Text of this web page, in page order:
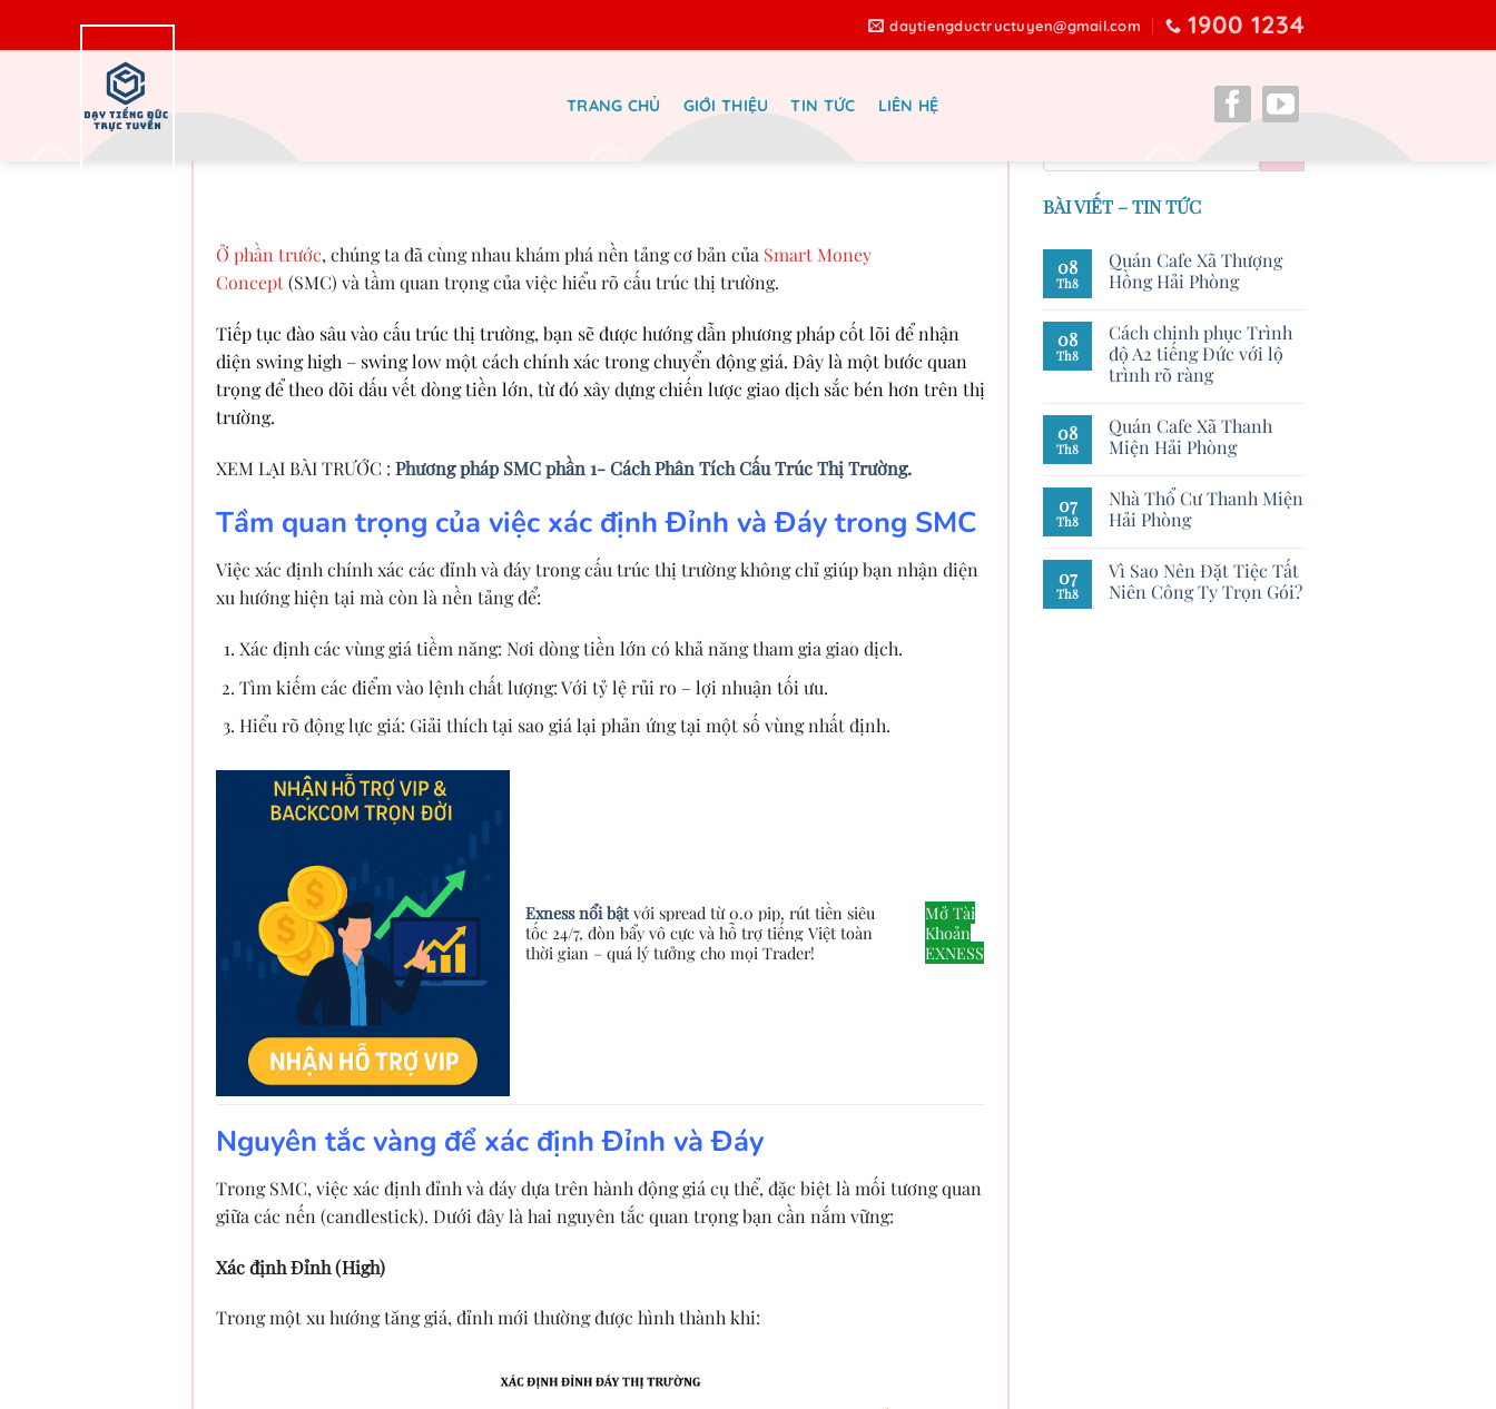
daytiengductructuyen@gmail.com 1900 1234
TRANG CHỦ GIỚI THIỆU TIN TỨC LIÊN HỆ
Ở phần trước, chúng ta đã cùng nhau khám phá nền tảng cơ bản của Smart Money
Concept(SMC) và tầm quan trọng của việc hiểu rõ cấu trúc thị trường.
Tiếp tục đào sâu vào cấu trúc thị trường, bạn sẽ được hướng dẫn phương pháp cốt lõi để nhận
diện swing high – swing low một cách chính xác trong chuyển động giá. Đây là một bước quan
trọng để theo dõi dấu vết dòng tiền lớn, từ đó xây dựng chiến lược giao dịch sắc bén hơn trên thị
trường.
XEM LẠI BÀI TRƯỚC : Phương pháp SMC phần 1- Cách Phân Tích Cấu Trúc Thị Trường.
Tầm quan trọng của việc xác định Đỉnh và Đáy trong SMC
Việc xác định chính xác các đỉnh và đáy trong cấu trúc thị trường không chỉ giúp bạn nhận diện
xu hướng hiện tại mà còn là nền tảng để:
Xác định các vùng giá tiềm năng: Nơi dòng tiền lớn có khả năng tham gia giao dịch.
Tìm kiếm các điểm vào lệnh chất lượng: Với tỷ lệ rủi ro – lợi nhuận tối ưu.
Hiểu rõ động lực giá: Giải thích tại sao giá lại phản ứng tại một số vùng nhất định.
Exness nổi bật với spread từ 0.0 pip, rút tiền siêu
tốc 24/7, đòn bẩy vô cực và hỗ trợ tiếng Việt toàn
thời gian – quá lý tưởng cho mọi Trader!
Mở Tài
Khoản
EXNESS
Nguyên tắc vàng để xác định Đỉnh và Đáy
Trong SMC, việc xác định đỉnh và đáy dựa trên hành động giá cụ thể, đặc biệt là mối tương quan
giữa các nến (candlestick). Dưới đây là hai nguyên tắc quan trọng bạn cần nắm vững:
Xác định Đỉnh (High)
Trong một xu hướng tăng giá, đỉnh mới thường được hình thành khi:
BÀI VIẾT – TIN TỨC
08
Th8
Quán Cafe Xã Thượng
Hồng Hải Phòng
08
Th8
Cách chinh phục Trình
độ A2 tiếng Đức với lộ
trình rõ ràng
08
Th8
Quán Cafe Xã Thanh
Miện Hải Phòng
07
Th8
Nhà Thổ Cư Thanh Miện
Hải Phòng
07
Th8
Vì Sao Nên Đặt Tiệc Tất
Niên Công Ty Trọn Gói?